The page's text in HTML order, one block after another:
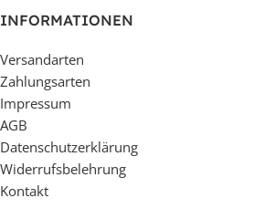
INFORMATIONEN
Versandarten
Zahlungsarten
Impressum
AGB
Datenschutzerklärung
Widerrufsbelehrung
Kontakt